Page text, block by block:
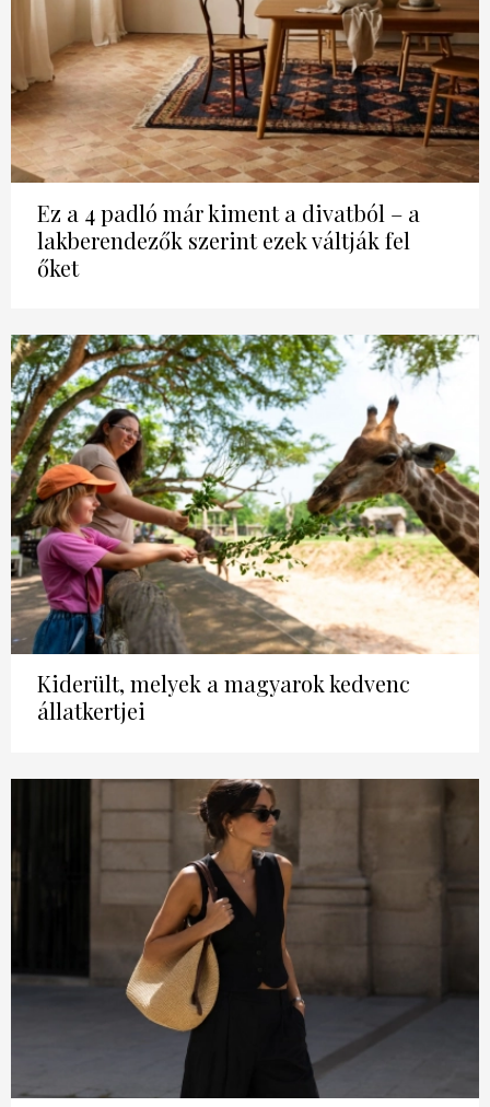
Ez a 4 padló már kiment a divatból – a
lakberendezők szerint ezek váltják fel
őket
Kiderült, melyek a magyarok kedvenc
állatkertjei